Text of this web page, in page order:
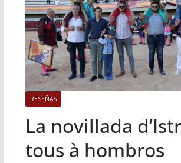
RESEÑAS
La novillada
tous à hombros